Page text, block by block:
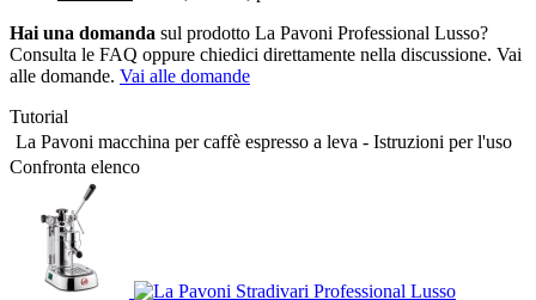
Hai una domanda sul prodotto La Pavoni Professional Lusso?
Consulta le FAQ oppure chiedici direttamente nella discussione. Vai
alle domande. Vai alle domande
Tutorial
La Pavoni macchina per caffè espresso a leva - Istruzioni per l'uso
Confronta elenco